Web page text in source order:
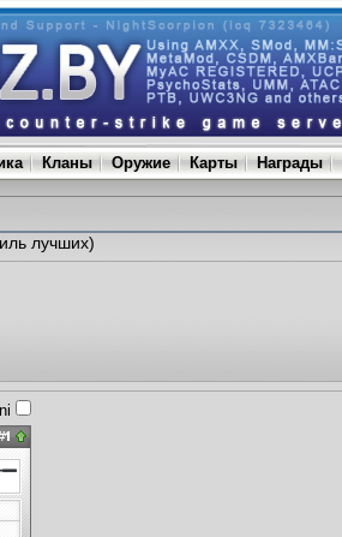
Кланы Оружие Карты Награды
лучших)